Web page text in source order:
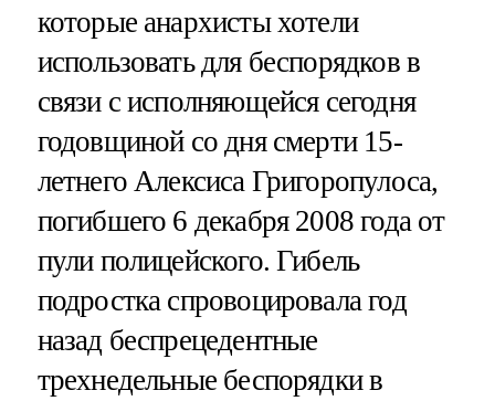
которые анархисты хотели
использовать для беспорядков в
связи с исполняющейся сегодня
годовщиной со дня смерти 15-
летнего Алексиса Григоропулоса,
погибшего 6 декабря 2008 года от
пули полицейского. Гибель
подростка спровоцировала год
назад беспрецедентные
трехнедельные беспорядки в